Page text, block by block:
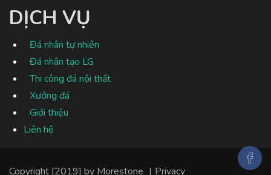
DỊCH VỤ
Đá nhân tự nhiên
Đá nhân tạo LG
Thi công đá nội thất
Xưởng đá
Giới thiệu
Liên hệ
Copyright [2019] by Morestone | Privacy